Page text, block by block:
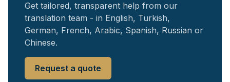
Get tailored, transparent help from our
translation team - in English, Turkish,
German, French, Arabic, Spanish, Russian or
Chinese.
Request a quote